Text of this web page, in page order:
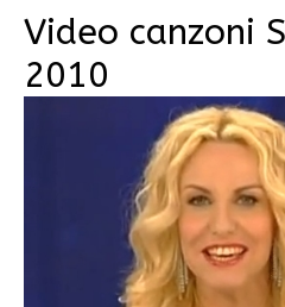
Video canzoni
2010